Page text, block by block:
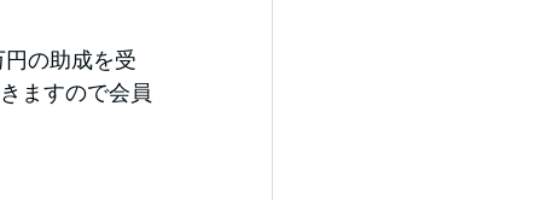
円の助成を受
ますので会員